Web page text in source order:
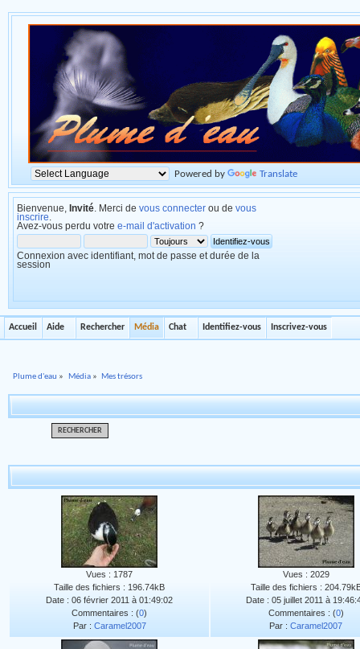
Powered by Translate
Bienvenue, Invité . Merci de vous connecter ou de vous
inscrire
Avez-vous perdu votre e-mail d'activation ?
Connexion avec identifiant, mot de passe et durée de la
session
Accueil Aide Rechercher Média Chat Identifiez-vous Inscrivez-vous
Plume d'eau » Média» Mes trésors
RECHERCHER
Vues : 1787
Taille des fichiers : 196.74kB
Date : 06 février 2011 à 01:49:02
Commentaires : (0)
Par : Caramel2007
Vues : 2029
Taille des fichiers :
Date : 05 juillet 2011 à
Commentaires : (0)
Par : Caramel2007